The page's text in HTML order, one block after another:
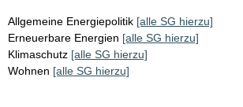
Allgemeine Energiepolitik [alle SG hierzu]
Erneuerbare Energien [alle SG hierzu]
Klimaschutz [alle SG hierzu]
Wohnen [alle SG hierzu]